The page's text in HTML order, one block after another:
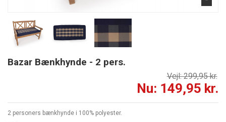
Bazar Bænkhynde - 2 pers.
Vejl: 299,95 kr.
Nu: 149,95 kr.
2 personers bænkhynde i 100% polyester.